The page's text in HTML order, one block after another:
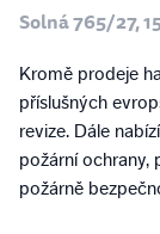
Solná 765/27,
Kromě prodeje
příslušných
revize. Dále
požární ochrany,
požárně